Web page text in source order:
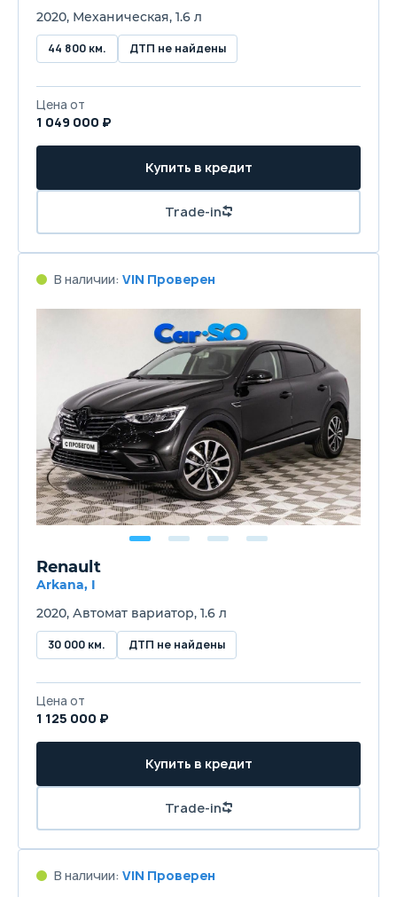
2020, Механическая, 1.6 л
44 800 км. ДТП не найдены
Цена от
1 049 000 ₽
Купить в кредит
Trade-in
В наличии: VIN Проверен
Renault
Arkana, I
2020, Автомат вариатор, 1.6 л
30 000 км. ДТП не найдены
Цена от
1 125 000 ₽
Купить в кредит
Trade-in
В наличии: VIN Проверен